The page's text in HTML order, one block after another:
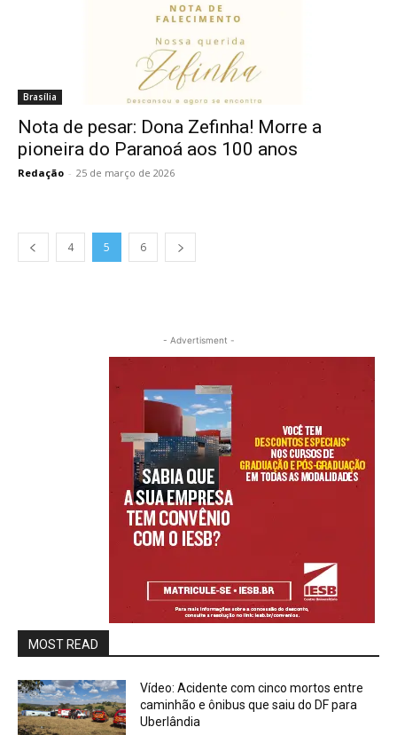
Brasília
Nota de pesar: Dona Zefinha! Morre a
pioneira do Paranoá aos 100 anos
Redação - 25 de março de 2026
4 5 6
- Advertisment -
MOST READ
Vídeo: Acidente com cinco mortos entre
caminhão e ônibus que saiu do DF para
Uberlândia